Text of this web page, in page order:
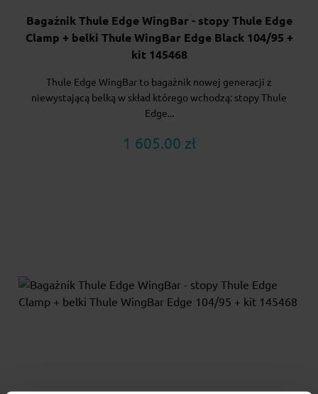
Bagażnik Thule Edge WingBar - stopy Thule Edge
Clamp + belki Thule WingBar Edge Black 104/95 +
kit 145468
Thule Edge WingBar to bagażnik nowej generacji z
niewystającą belką w skład którego wchodzą: stopy Thule
Edge...
1 605.00 zł